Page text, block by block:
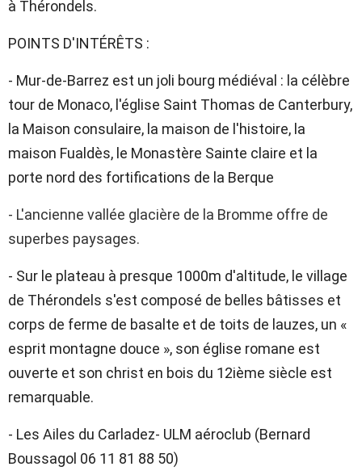
à Thérondels.
POINTS D'INTÉRÊTS :
- Mur-de-Barrez est un joli bourg médiéval : la célèbre
tour de Monaco, l'église Saint Thomas de Canterbury,
la Maison consulaire, la maison de l'histoire, la
maison Fualdès, le Monastère Sainte claire et la
porte nord des fortifications de la Berque
- L'ancienne vallée glacière de la Bromme offre de
superbes paysages.
- Sur le plateau à presque 1000m d'altitude, le village
de Thérondels s'est composé de belles bâtisses et
corps de ferme de basalte et de toits de lauzes, un «
esprit montagne douce », son église romane est
ouverte et son christ en bois du 12ième siècle est
remarquable.
- Les Ailes du Carladez- ULM aéroclub (Bernard
Boussagol 06 11 81 88 50)